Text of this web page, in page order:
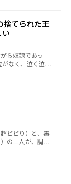
絶たないからで
のノーア・アン
た王宮・東の宮
して花の絵を描
年の名は、スヴ
彼は、花果の
同じものを見て
家で、「人を愛
すのか。 そし
が親善大使とし
暗い過去を
話完結予定） ※
が、連載上はプ
ては、左右含
捨てられた王
ら奴隷であっ
拾われ、捕ま
の肉奴隷になる
う。 道具は、自
属性と忠実属性
愛を惜しみなく
た。 星座だけは
てくれる。 やが
の道具に満たさ
る鴉座。 陽炎
ビビり）と、毒
の二人が、調査